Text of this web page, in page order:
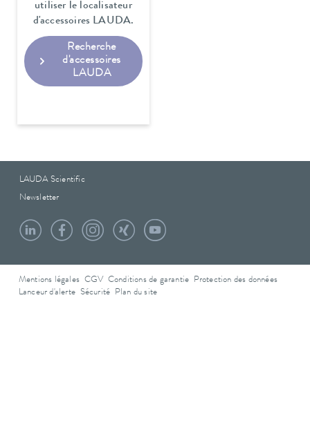
utiliser le localisateur
d'accessoires LAUDA.
Recherche
d'accessoires
LAUDA
LAUDA Scientific
Newsletter
Mentions légales CGV Conditions de garantie
Protection des données
Lanceur d'alerte Sécurité Plan du site